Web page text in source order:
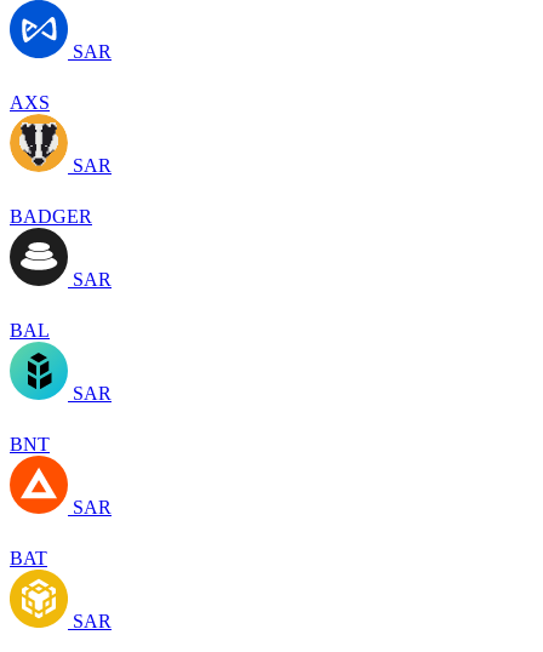
SAR
AXS
SAR
BADGER
SAR
BAL
SAR
BNT
SAR
BAT
SAR